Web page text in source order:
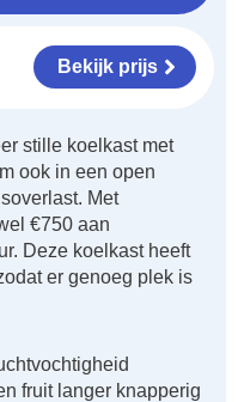
Bekijk prijs
stille koelkast met
ook in een open
Met
€750 aan
Deze koelkast heeft
er genoeg plek is
fruit langer knapperig